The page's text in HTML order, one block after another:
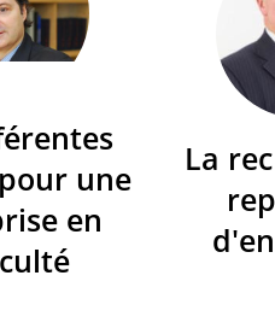
une
en
La